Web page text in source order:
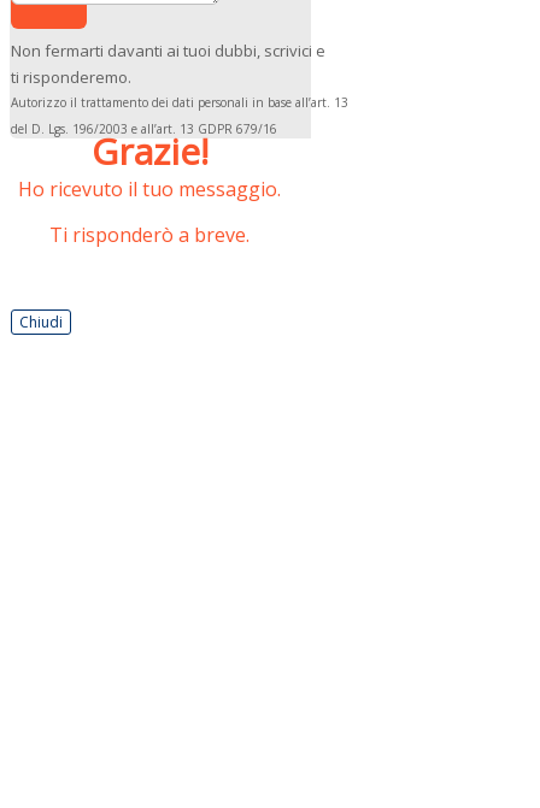
Non fermarti davanti ai tuoi dubbi, scrivici e
ti risponderemo.
Autorizzo il trattamento dei dati personali in base all’art. 13
del D. Lgs. 196/2003 e all’art. 13 GDPR 679/16
Grazie!
Ho ricevuto il tuo messaggio.
Ti risponderò a breve.
Chiudi